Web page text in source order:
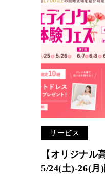
サービス
【オリジナル
5/24(土)-26(月